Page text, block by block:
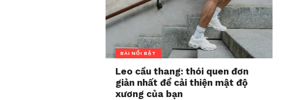
BÀI NỔI BẬT
Leo cầu thang: thói quen đơn
giản nhất để cải thiện mật độ
xương của bạn